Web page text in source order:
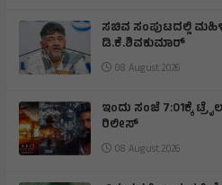
ಸಚಿವ ಸಂಪುಟದಲ್ಲಿ
ಡಿ.ಕೆ.ಶಿವಕುಮಾರ್
08 August 2026
ಇಂದು ಸಂಜೆ 7:01ಕ್ಕೆ
ರಿಲೀಸ್
08 August 2026